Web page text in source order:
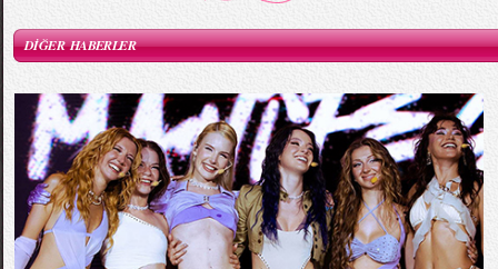
DİĞER HABERLER